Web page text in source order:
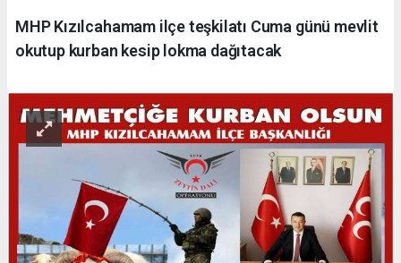
MHP Kızılcahamam ilçe teşkilatı Cuma günü mevlit
okutup kurban kesip lokma dağıtacak